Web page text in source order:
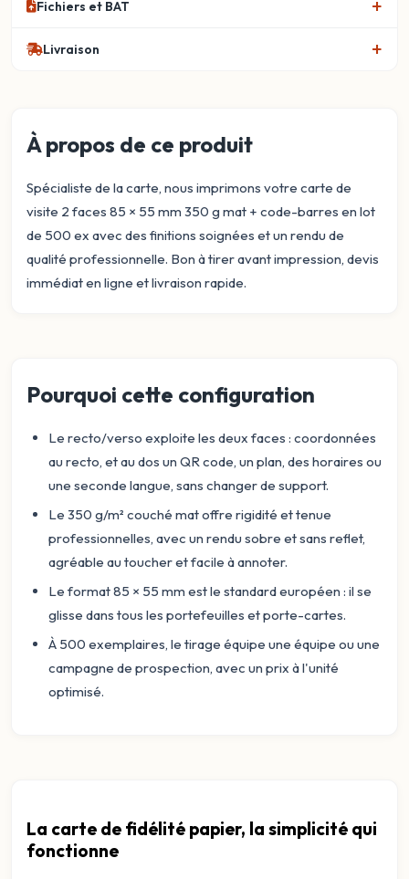
Fichiers et BAT
Livraison
À propos de ce produit
Spécialiste de la carte, nous imprimons votre carte de
visite 2 faces 85 × 55 mm 350 g mat + code-barres en lot
de 500 ex avec des finitions soignées et un rendu de
qualité professionnelle. Bon à tirer avant impression, devis
immédiat en ligne et livraison rapide.
Pourquoi cette configuration
Le recto/verso exploite les deux faces : coordonnées
au recto, et au dos un QR code, un plan, des horaires ou
une seconde langue, sans changer de support.
Le 350 g/m² couché mat offre rigidité et tenue
professionnelles, avec un rendu sobre et sans reflet,
agréable au toucher et facile à annoter.
Le format 85 × 55 mm est le standard européen : il se
glisse dans tous les portefeuilles et porte-cartes.
À 500 exemplaires, le tirage équipe une équipe ou une
campagne de prospection, avec un prix à l'unité
optimisé.
La carte de fidélité papier, la simplicité qui
fonctionne